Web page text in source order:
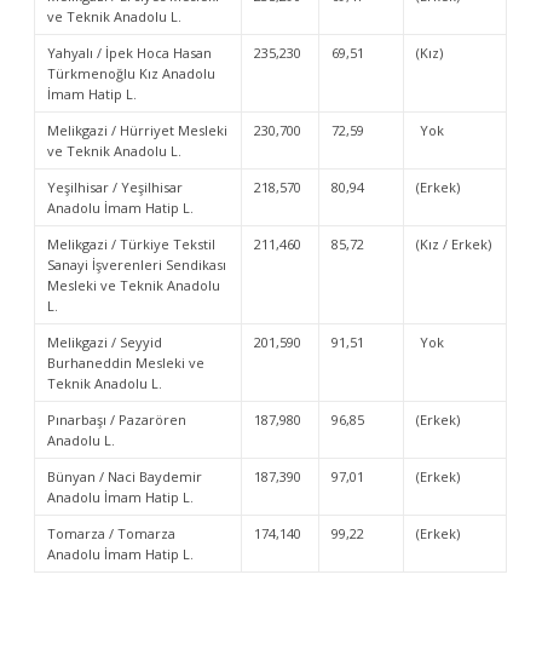
ve Teknik Anadolu L.
Yahyalı / İpek Hoca Hasan
Türkmenoğlu Kız Anadolu
İmam Hatip L.
235,230 69,51 (Kız)
Melikgazi / Hürriyet Mesleki
ve Teknik Anadolu L.
230,700 72,59 Yok
Yeşilhisar / Yeşilhisar
Anadolu İmam Hatip L.
218,570 80,94 (Erkek)
Melikgazi / Türkiye Tekstil
Sanayi İşverenleri Sendikası
Mesleki ve Teknik Anadolu
L.
211,460 85,72 (Kız / Erkek)
Melikgazi / Seyyid
Burhaneddin Mesleki ve
Teknik Anadolu L.
201,590 91,51 Yok
Pınarbaşı / Pazarören
Anadolu L.
187,980 96,85 (Erkek)
Bünyan / Naci Baydemir
Anadolu İmam Hatip L.
187,390 97,01 (Erkek)
Tomarza / Tomarza
Anadolu İmam Hatip L.
174,140 99,22 (Erkek)